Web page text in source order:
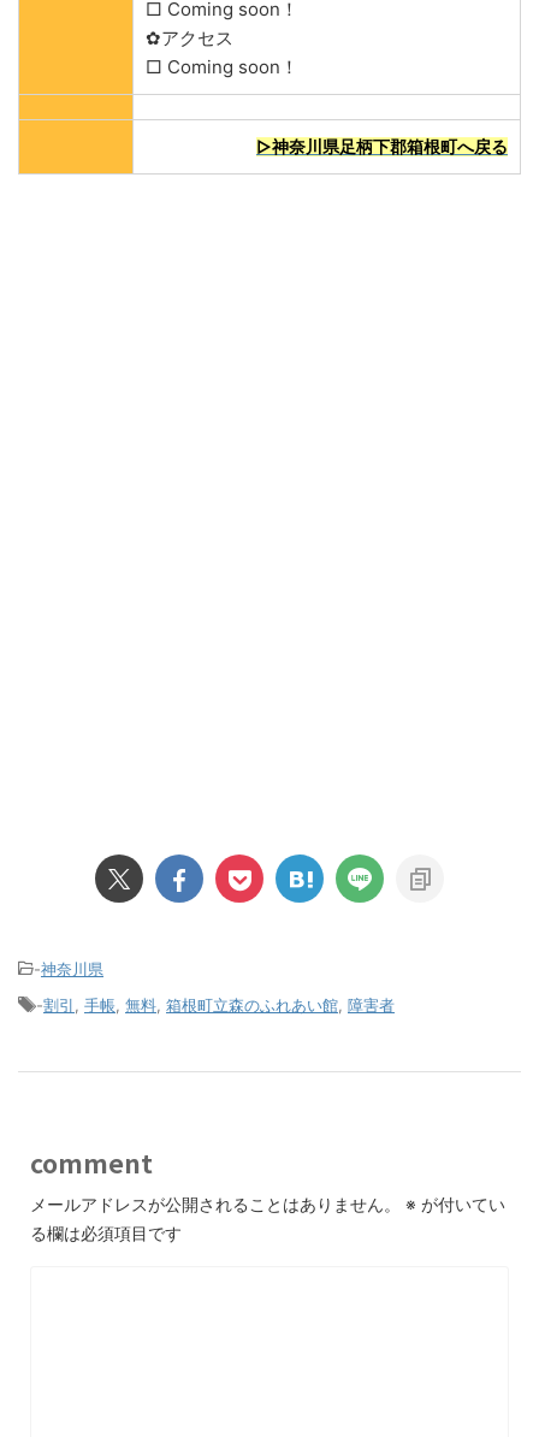
□ Coming soon！
✿アクセス
□ Coming soon！
▷神奈川県足柄下郡箱根町へ戻る
-神奈川県
-割引 手帳 無料 箱根町立森のふれあい館 障害者
comment
メールアドレスが公開されることはありません。 ※ が付いてい
る欄は必須項目です